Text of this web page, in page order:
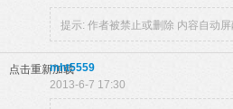
提示: 作者被禁止或删除 内容自动屏
点击重新加载mht5559
2013-6-7 17:30